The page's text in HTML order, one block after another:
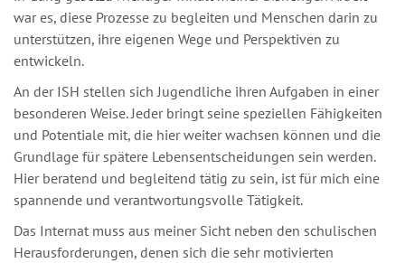
war es, diese Prozesse zu begleiten und Menschen darin zu
unterstützen, ihre eigenen Wege und Perspektiven zu
entwickeln.
An der ISH stellen sich Jugendliche ihren Aufgaben in einer
besonderen Weise. Jeder bringt seine speziellen Fähigkeiten
und Potentiale mit, die hier weiter wachsen können und die
Grundlage für spätere Lebensentscheidungen sein werden.
Hier beratend und begleitend tätig zu sein, ist für mich eine
spannende und verantwortungsvolle Tätigkeit.
Das Internat muss aus meiner Sicht neben den schulischen
Herausforderungen, denen sich die sehr motivierten